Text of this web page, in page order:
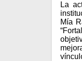
La
Mía